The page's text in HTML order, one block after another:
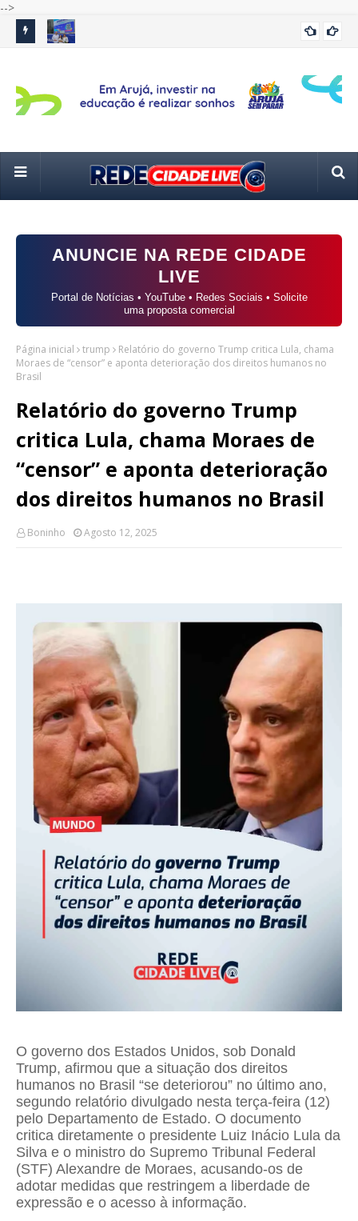
-->
Freitas, para visita às Carretas da Capacitação em Poá
ANUNCIE NA REDE CIDADE
LIVE
Portal de Notícias • YouTube • Redes Sociais • Solicite
uma proposta comercial
Página inicial trump
Relatório do governo Trump critica Lula, chama
Moraes de “censor” e aponta deterioração dos direitos humanos no
Brasil
Relatório do governo Trump
critica Lula, chama Moraes de
“censor” e aponta deterioração
dos direitos humanos no Brasil
Boninho Agosto 12, 2025
O governo dos Estados Unidos, sob Donald
Trump, afirmou que a situação dos direitos
humanos no Brasil “se deteriorou” no último ano,
segundo relatório divulgado nesta terça-feira (12)
pelo Departamento de Estado. O documento
critica diretamente o presidente Luiz Inácio Lula da
Silva e o ministro do Supremo Tribunal Federal
(STF) Alexandre de Moraes, acusando-os de
adotar medidas que restringem a liberdade de
expressão e o acesso à informação.